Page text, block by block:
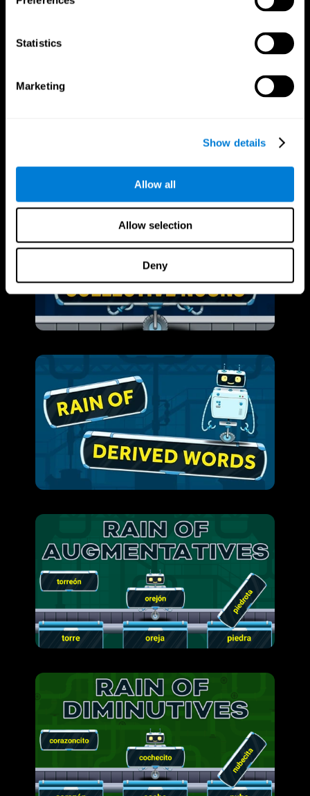
Statistics
Marketing
Show details
Allow all
Allow selection
Deny